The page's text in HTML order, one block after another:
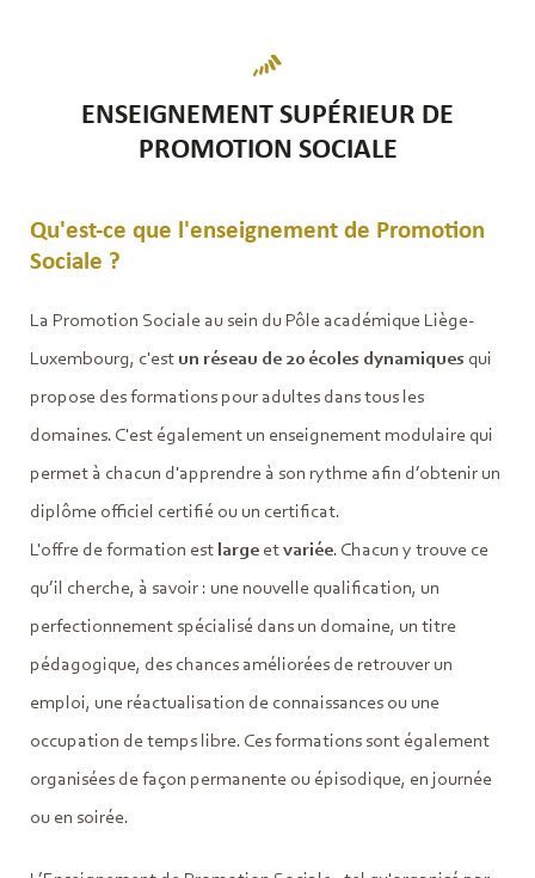
ENSEIGNEMENT SUPÉRIEUR DE
PROMOTION SOCIALE
Qu'est-ce que l'enseignement de Promotion
Sociale ?
La Promotion Sociale au sein du Pôle académique Liège-
Luxembourg, c'est un réseau de 20 écoles dynamiques qui
propose des formations pour adultes dans tous les
domaines. C'est également un enseignement modulaire qui
permet à chacun d'apprendre à son rythme afin d’obtenir un
diplôme officiel certifié ou un certificat.
L'offre de formation est large etvariée. Chacun y trouve ce
qu’il cherche, à savoir : une nouvelle qualification, un
perfectionnement spécialisé dans un domaine, un titre
pédagogique, des chances améliorées de retrouver un
emploi, une réactualisation de connaissances ou une
occupation de temps libre. Ces formations sont également
organisées de façon permanente ou épisodique, en journée
ou en soirée.